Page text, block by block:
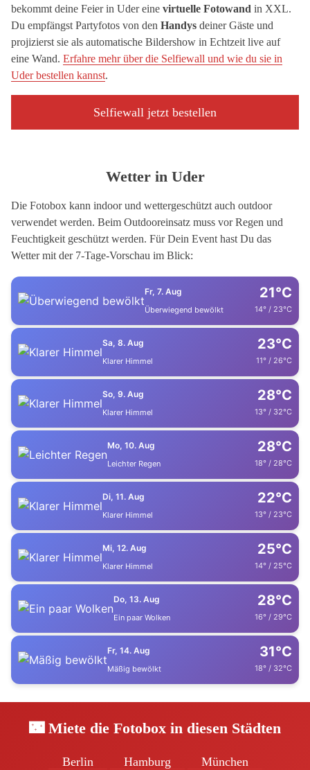
bekommt deine Feier in Uder eine virtuelle Fotowand in XXL.
Du empfängst Partyfotos von den Handys deiner Gäste und
projizierst sie als automatische Bildershow in Echtzeit live auf
eine Wand. Erfahre mehr über die Selfiewall und wie du sie in
Uder bestellen kannst.
Selfiewall jetzt bestellen
Wetter in Uder
Die Fotobox kann indoor und wettergeschützt auch outdoor
verwendet werden. Beim Outdooreinsatz muss vor Regen und
Feuchtigkeit geschützt werden. Für Dein Event hast Du das
Wetter mit der 7-Tage-Vorschau im Blick:
Fr, 7. Aug
Überwiegend bewölkt
21°C
14° / 23°C
Sa, 8. Aug
Klarer Himmel
23°C
11° / 26°C
So, 9. Aug
Klarer Himmel
28°C
13° / 32°C
Mo, 10. Aug
Leichter Regen
28°C
18° / 28°C
Di, 11. Aug
Klarer Himmel
22°C
13° / 23°C
Mi, 12. Aug
Klarer Himmel
25°C
14° / 25°C
Do, 13. Aug
Ein paar Wolken
28°C
16° / 29°C
Fr, 14. Aug
Mäßig bewölkt
31°C
18° / 32°C
🌃 Miete die Fotobox in diesen Städten
Berlin Hamburg München